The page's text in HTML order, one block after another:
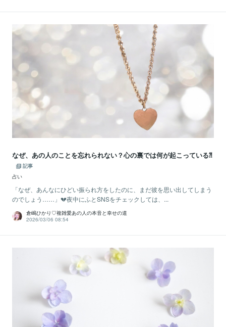
なぜ、あの人のことを忘れられない？心の裏では何が起こっている⁈
記事
占い
「なぜ、あんなにひどい振られ方をしたのに、まだ彼を思い出してしまう
のでしょう……」💔夜中にふとSNSをチェックしては、...
倉嶋ひかり♡複雑愛あの人の本音と幸せの道
2026/03/06 08:54